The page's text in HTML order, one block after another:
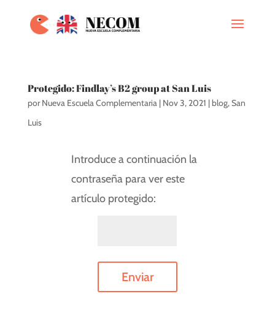
Protegido: Findlay’s B2 group at San Luis
porNueva Escuela Complementaria| Nov 3, 2021 |blog,San
Luis
Introduce a continuación la
contraseña para ver este
artículo protegido:
Enviar